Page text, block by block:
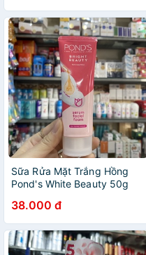
Sữa Rửa Mặt Trắng Hồng
Pond's White Beauty 50g
38.000 đ